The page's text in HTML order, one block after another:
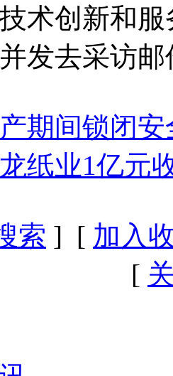
术创新和
发去采访
期间锁闭
纸业1亿元
索 ] [ 加入
[